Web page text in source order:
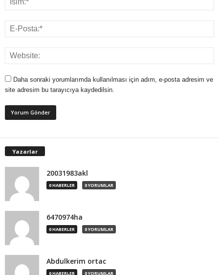
Daha sonraki yorumlarımda kullanılması için adım, e-posta adresim ve
site adresim bu tarayıcıya kaydedilsin.
Yazarlar
20031983akl
0 HABERLER 0 YORUMLAR
6470974ha
0 HABERLER 0 YORUMLAR
Abdulkerim ortac
0 HABERLER 0 YORUMLAR